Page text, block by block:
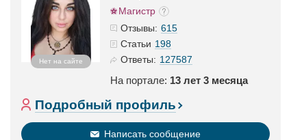
Нет на сайте
Магистр
Отзывы: 615
Статьи 198
Ответы: 127587
На портале: 13 лет 3 месяца
Подробный профиль
Написать сообщение